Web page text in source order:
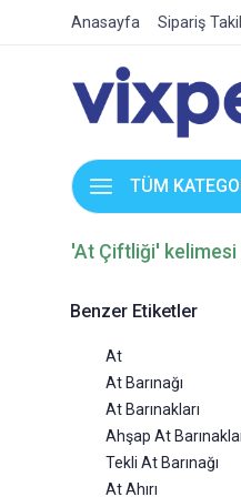
Anasayfa Sipariş
TÜM
'At Çiftliği'
Benzer Etiketler
At
At Barınağı
At Barınakları
Ahşap At
Tekli At Barınağı
At Ahırı